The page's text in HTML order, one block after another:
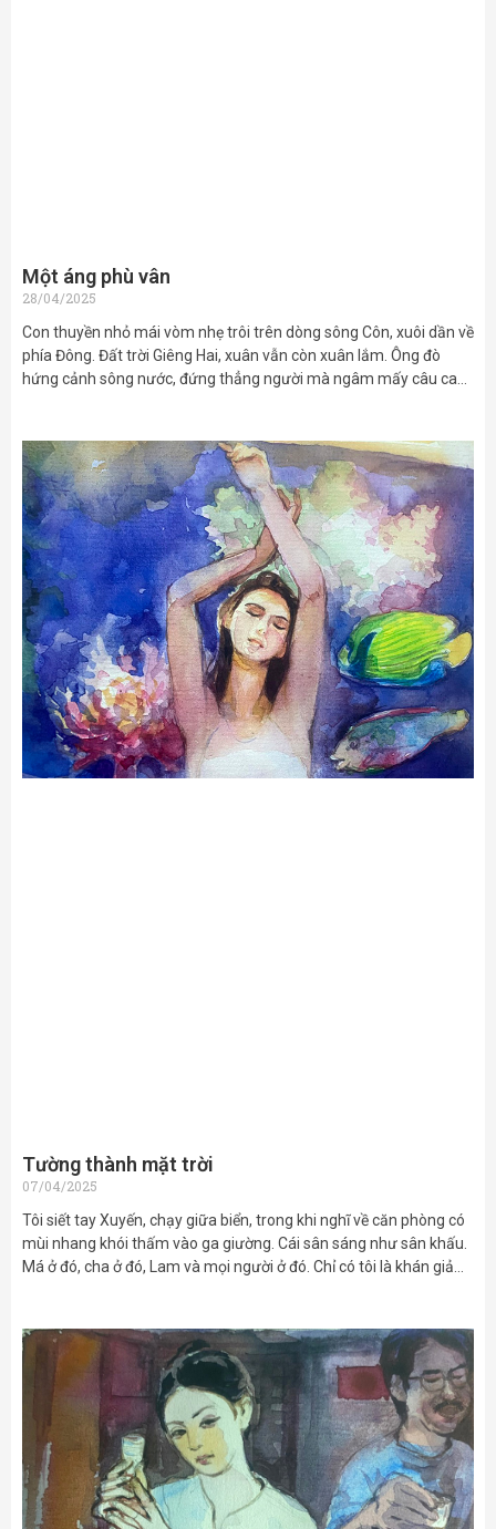
Một áng phù vân
28/04/2025
Con thuyền nhỏ mái vòm nhẹ trôi trên dòng sông Côn, xuôi dần về
phía Đông. Đất trời Giêng Hai, xuân vẫn còn xuân lắm. Ông đò
hứng cảnh sông nước, đứng thẳng người mà ngâm mấy câu ca…
Tường thành mặt trời
07/04/2025
Tôi siết tay Xuyến, chạy giữa biển, trong khi nghĩ về căn phòng có
mùi nhang khói thấm vào ga giường. Cái sân sáng như sân khấu.
Má ở đó, cha ở đó, Lam và mọi người ở đó. Chỉ có tôi là khán giả…